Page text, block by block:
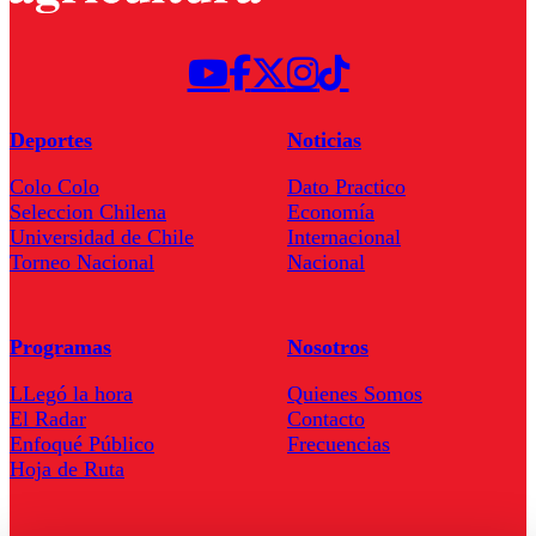
Deportes
Colo Colo
Seleccion Chilena
Universidad de Chile
Torneo Nacional
Noticias
Dato Practico
Economía
Internacional
Nacional
Programas
LLegó la hora
El Radar
Enfoqué Público
Hoja de Ruta
Nosotros
Quienes Somos
Contacto
Frecuencias